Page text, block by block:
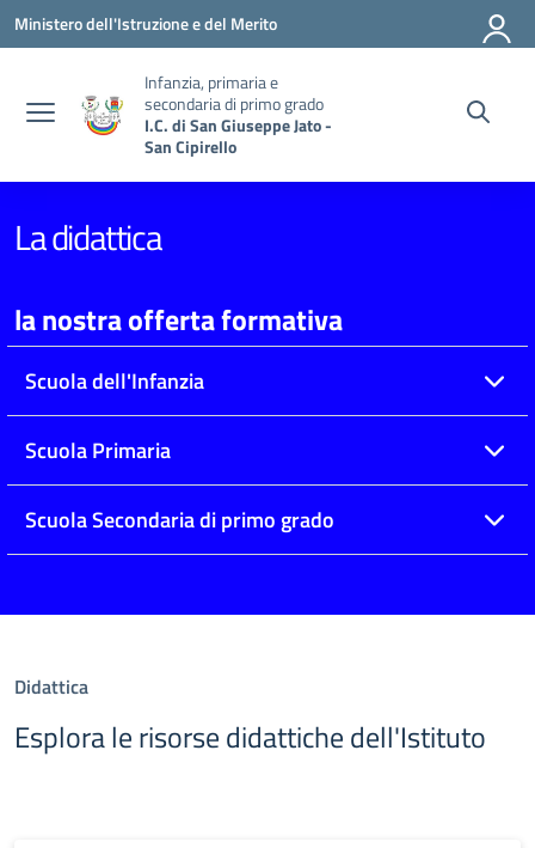
Vai ai contenuti
Vai al menu di navigazione
Vai al footer
Ministero dell'Istruzione e del Merito
Infanzia, primaria e
secondaria di primo grado
I.C. di San Giuseppe Jato -
San Cipirello
La didattica
la nostra offerta formativa
Scuola dell'Infanzia
Scuola Primaria
Scuola Secondaria di primo grado
Didattica
Esplora le risorse didattiche dell'Istituto